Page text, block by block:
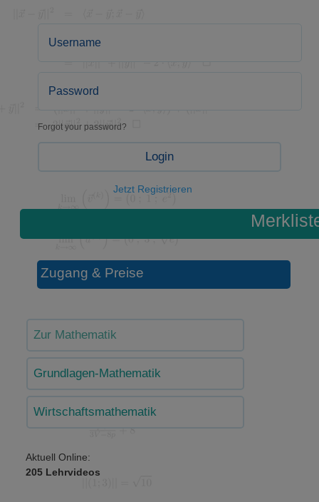
Forgot your password?
Login
Jetzt Registrieren
Zugang & Preise
Zur Mathematik
Grundlagen-Mathematik
Wirtschaftsmathematik
Aktuell Online:
205 Lehrvideos